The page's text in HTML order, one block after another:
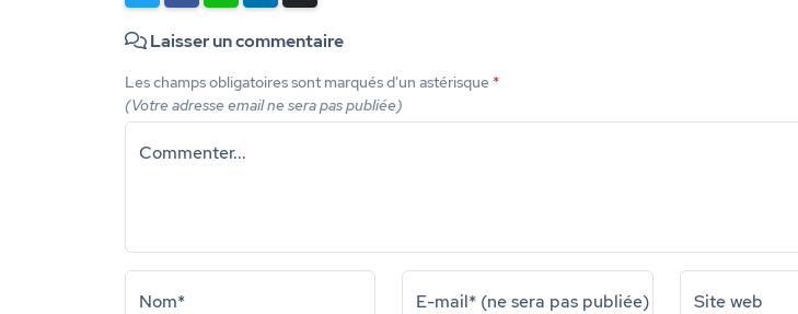
Laisser un commentaire
Les champs obligatoires sont marqués d'un astérisque *
(Votre adresse email ne sera pas publiée)
Commenter...
Nom* E-mail* (ne sera pas publiée) Site web